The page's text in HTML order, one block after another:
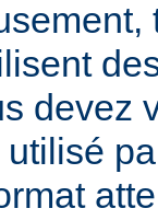
devez
utilisé